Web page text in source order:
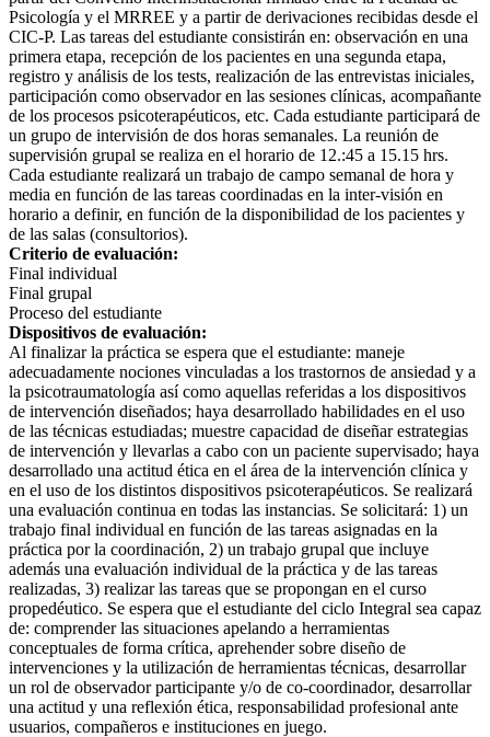
Psicología y el MRREE y a partir de derivaciones recibidas desde el
CIC-P. Las tareas del estudiante consistirán en: observación en una
primera etapa, recepción de los pacientes en una segunda etapa,
registro y análisis de los tests, realización de las entrevistas iniciales,
participación como observador en las sesiones clínicas, acompañante
de los procesos psicoterapéuticos, etc. Cada estudiante participará de
un grupo de intervisión de dos horas semanales. La reunión de
supervisión grupal se realiza en el horario de 12.:45 a 15.15 hrs.
Cada estudiante realizará un trabajo de campo semanal de hora y
media en función de las tareas coordinadas en la inter-visión en
horario a definir, en función de la disponibilidad de los pacientes y
de las salas (consultorios).
Criterio de evaluación:
Final individual
Final grupal
Proceso del estudiante
Dispositivos de evaluación:
Al finalizar la práctica se espera que el estudiante: maneje
adecuadamente nociones vinculadas a los trastornos de ansiedad y a
la psicotraumatología así como aquellas referidas a los dispositivos
de intervención diseñados; haya desarrollado habilidades en el uso
de las técnicas estudiadas; muestre capacidad de diseñar estrategias
de intervención y llevarlas a cabo con un paciente supervisado; haya
desarrollado una actitud ética en el área de la intervención clínica y
en el uso de los distintos dispositivos psicoterapéuticos. Se realizará
una evaluación continua en todas las instancias. Se solicitará: 1) un
trabajo final individual en función de las tareas asignadas en la
práctica por la coordinación, 2) un trabajo grupal que incluye
además una evaluación individual de la práctica y de las tareas
realizadas, 3) realizar las tareas que se propongan en el curso
propedéutico. Se espera que el estudiante del ciclo Integral sea capaz
de: comprender las situaciones apelando a herramientas
conceptuales de forma crítica, aprehender sobre diseño de
intervenciones y la utilización de herramientas técnicas, desarrollar
un rol de observador participante y/o de co-coordinador, desarrollar
una actitud y una reflexión ética, responsabilidad profesional ante
usuarios, compañeros e instituciones en juego.